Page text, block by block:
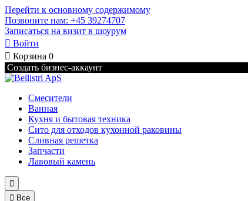
Перейти к основному содержимому
Позвоните нам: +45 39274707
Записаться на визит в шоурум
 Войти
 Корзина 0
Создать бизнес-аккаунт
Смесители
Ванная
Кухня и бытовая техника
Сито для отходов кухонной раковины
Сливная решетка
Запчасти
Лавовый камень

 Все